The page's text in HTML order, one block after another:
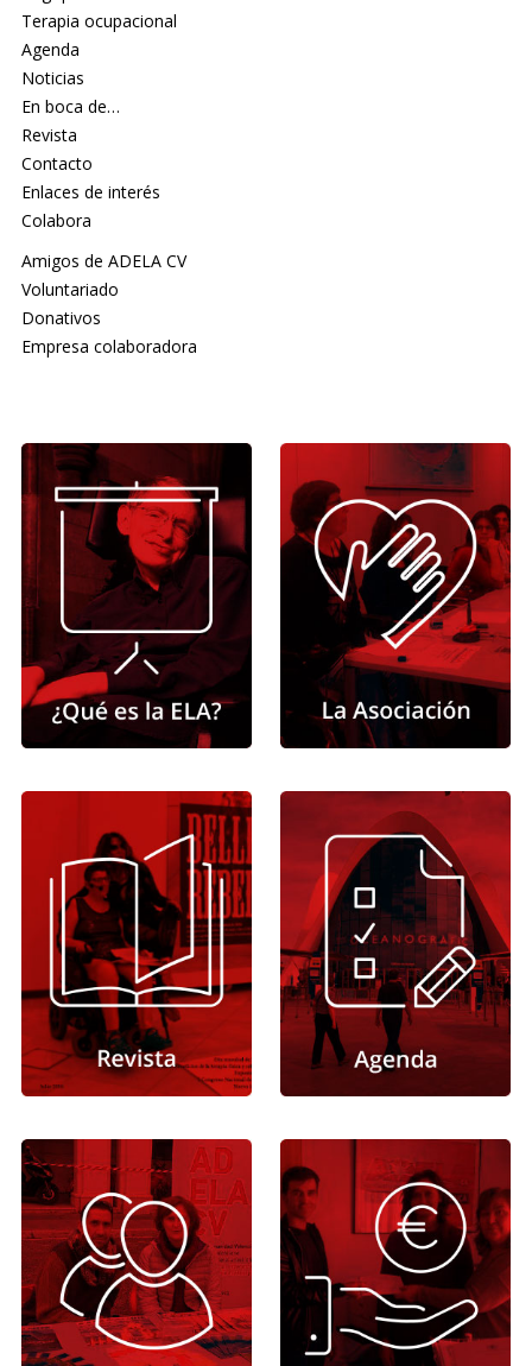
Terapia ocupacional
Agenda
Noticias
En boca de…
Revista
Contacto
Enlaces de interés
Colabora
Amigos de ADELA CV
Voluntariado
Donativos
Empresa colaboradora